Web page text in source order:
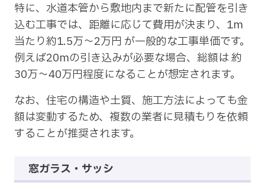
特に、水道本管から敷地内まで新たに配管を引き
込む工事では、距離に応じて費用が決まり、1m
当たり約1.5万〜2万円 が一般的な工事単価です。
例えば20mの引き込みが必要な場合、総額は 約
30万〜40万円程度になることが想定されます。
なお、住宅の構造や土質、施工方法によっても金
額は変動するため、複数の業者に見積もりを依頼
することが推奨されます。
窓ガラス・サッシ